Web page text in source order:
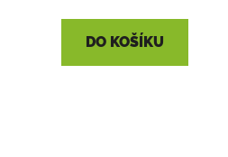
DO KOŠÍKU